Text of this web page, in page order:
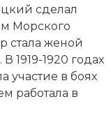
сделал
Морского
стала женой
1919-1920 годах
участие в боях
работала в